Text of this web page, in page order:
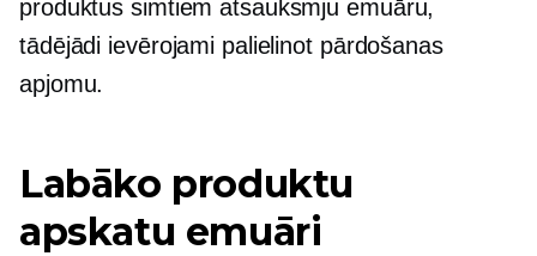
produktus simtiem atsauksmju emuāru,
tādējādi ievērojami palielinot pārdošanas
apjomu.
Labāko produktu
apskatu emuāri